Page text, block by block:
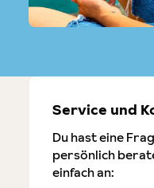
Service und
Du hast eine
persönlich
einfach an: